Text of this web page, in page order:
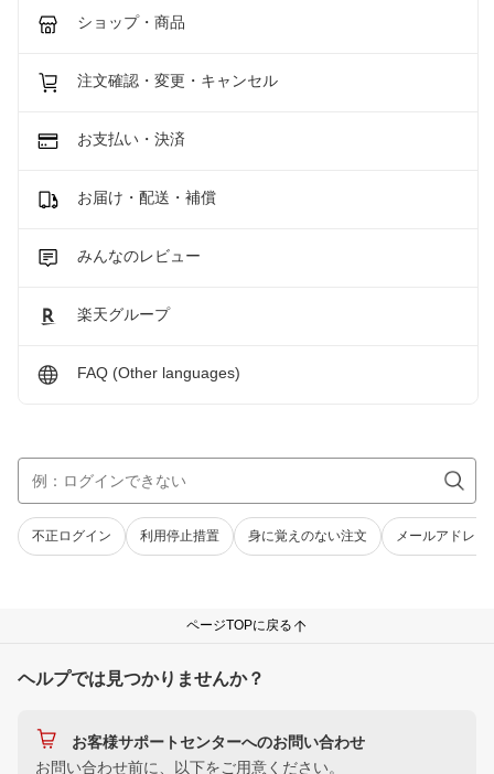
ショップ・商品
注文確認・変更・キャンセル
お支払い・決済
お届け・配送・補償
みんなのレビュー
楽天グループ
FAQ (Other languages)
不正ログイン 利用停止措置 身に覚えのない注文 メールアドレス
ページTOPに戻る
ヘルプでは見つかりませんか？
お客様サポートセンターへのお問い合わせ
お問い合わせ前に、以下をご用意ください。